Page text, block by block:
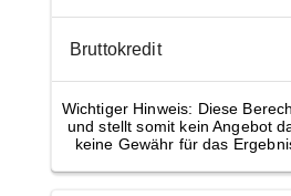
Bruttokredit
Wichtiger Hinweis: Diese
und stellt somit kein Angebot
keine Gewähr für das